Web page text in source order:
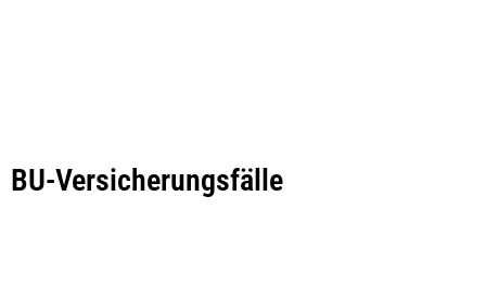
BU-Versicherungsfälle